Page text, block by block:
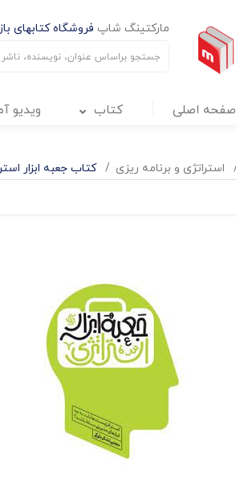
مارکتینگ شاپ فروشگاه کتابهای
صفحه اصلی کتاب ویدیو
استراتژی و برنامه ریزی کتاب جعبه ابزار